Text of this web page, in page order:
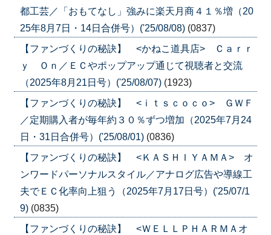
都工芸／「おもてなし」強みに楽天月商４１％増（20
25年8月7日・14日合併号）('25/08/08) (0837)
【ファンづくりの秘訣】 <かねこ道具店> Ｃａｒｒ
ｙ Ｏｎ／ＥＣやポップアップ通じて視聴者と交流
（2025年8月21日号）('25/08/07) (1923)
【ファンづくりの秘訣】 <ｉｔｓｃｏｃｏ> ＧＷＦ
／定期購入者が毎年約３０％ずつ増加（2025年7月24
日・31日合併号）('25/08/01) (0836)
【ファンづくりの秘訣】 <ＫＡＳＨＩＹＡＭＡ> オ
ンワードパーソナルスタイル／アナログ広告や導線工
夫でＥＣ化率向上狙う（2025年7月17日号）('25/07/1
9) (0835)
【ファンづくりの秘訣】 <ＷＥＬＬＰＨＡＲＭＡオ